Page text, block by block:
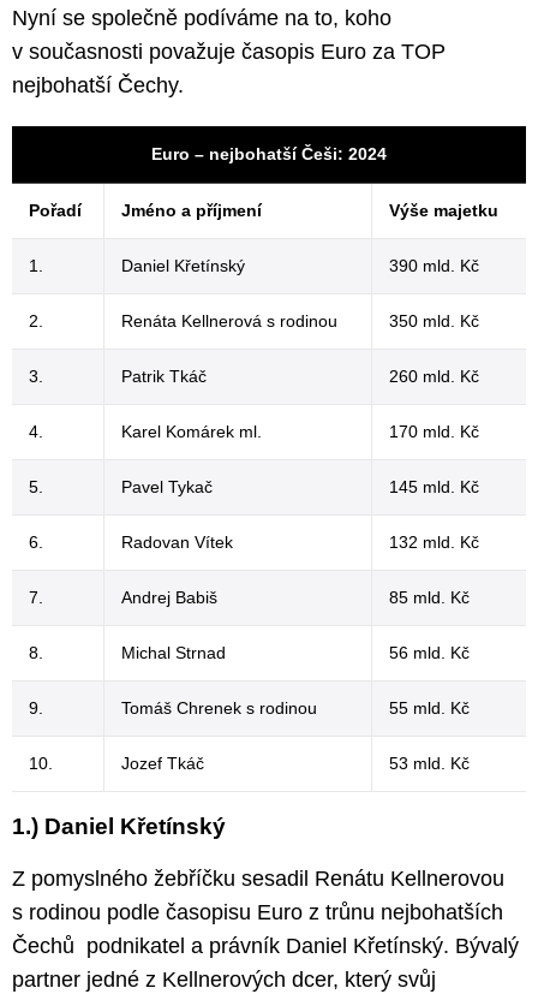
Nyní se společně podíváme na to, koho
v současnosti považuje časopis Euro za TOP
nejbohatší Čechy.
Euro – nejbohatší Češi: 2024
Pořadí Jméno a příjmení Výše majetku
1. Daniel Křetínský 390 mld. Kč
2. Renáta Kellnerová s rodinou 350 mld. Kč
3. Patrik Tkáč 260 mld. Kč
4. Karel Komárek ml. 170 mld. Kč
5. Pavel Tykač 145 mld. Kč
6. Radovan Vítek 132 mld. Kč
7. Andrej Babiš 85 mld. Kč
8. Michal Strnad 56 mld. Kč
9. Tomáš Chrenek s rodinou 55 mld. Kč
10. Jozef Tkáč 53 mld. Kč
1.) Daniel Křetínský
Z pomyslného žebříčku sesadil Renátu Kellnerovou
s rodinou podle časopisu Euro z trůnu nejbohatších
Čechů podnikatel a právník Daniel Křetínský. Bývalý
partner jedné z Kellnerových dcer, který svůj